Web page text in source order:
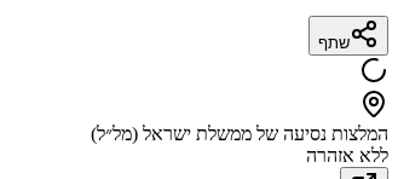
שתף
המלצות נסיעה של ממשלת ישראל (מל״ל)
ללא אזהרה